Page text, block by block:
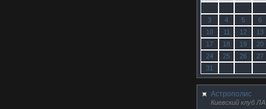
3
4 5 6
10
11 12 13
17
18 19 20
24
25 26 27
31
Астрополис
Киевский клуб ЛА